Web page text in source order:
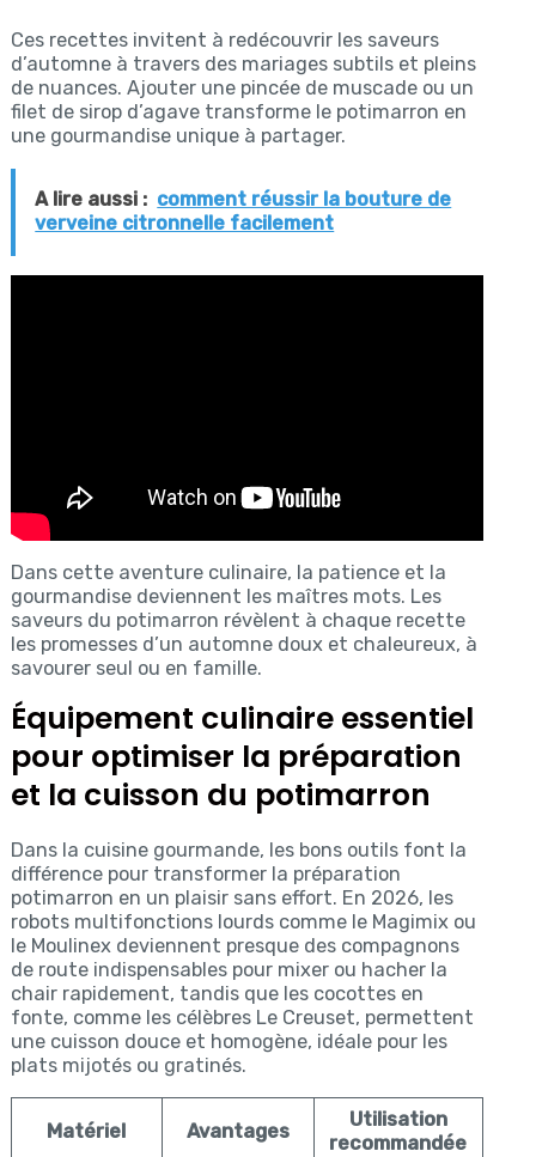
Ces recettes invitent à redécouvrir les saveurs
d’automne à travers des mariages subtils et pleins
de nuances. Ajouter une pincée de muscade ou un
filet de sirop d’agave transforme le potimarron en
une gourmandise unique à partager.
A lire aussi : comment réussir la bouture de
verveine citronnelle facilement
Dans cette aventure culinaire, la patience et la
gourmandise deviennent les maîtres mots. Les
saveurs du potimarron révèlent à chaque recette
les promesses d’un automne doux et chaleureux, à
savourer seul ou en famille.
Équipement culinaire essentiel
pour optimiser la préparation
et la cuisson du potimarron
Dans la cuisine gourmande, les bons outils font la
différence pour transformer la préparation
potimarron en un plaisir sans effort. En 2026, les
robots multifonctions lourds comme le Magimix ou
le Moulinex deviennent presque des compagnons
de route indispensables pour mixer ou hacher la
chair rapidement, tandis que les cocottes en
fonte, comme les célèbres Le Creuset, permettent
une cuisson douce et homogène, idéale pour les
plats mijotés ou gratinés.
Matériel Avantages
Utilisation
recommandée